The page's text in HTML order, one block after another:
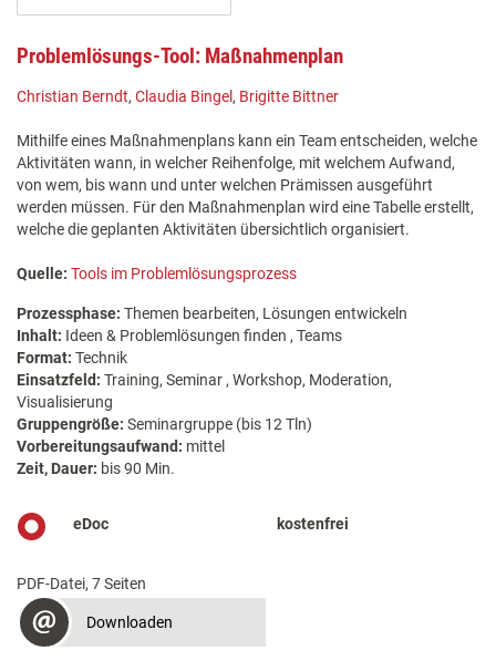
Problemlösungs-Tool: Maßnahmenplan
Christian Berndt, Claudia Bingel , Brigitte Bittner
Mithilfe eines Maßnahmenplans kann ein Team entscheiden, welche
Aktivitäten wann, in welcher Reihenfolge, mit welchem Aufwand,
von wem, bis wann und unter welchen Prämissen ausgeführt
werden müssen. Für den Maßnahmenplan wird eine Tabelle erstellt,
welche die geplanten Aktivitäten übersichtlich organisiert.
Quelle: Tools im Problemlösungsprozess
Prozessphase: Themen bearbeiten, Lösungen entwickeln
Inhalt: Ideen & Problemlösungen finden , Teams
Format: Technik
Einsatzfeld: Training, Seminar , Workshop, Moderation,
Visualisierung
Gruppengröße: Seminargruppe (bis 12 Tln)
Vorbereitungsaufwand: mittel
Zeit, Dauer: bis 90 Min.
eDoc kostenfrei
PDF-Datei, 7 Seiten
Downloaden